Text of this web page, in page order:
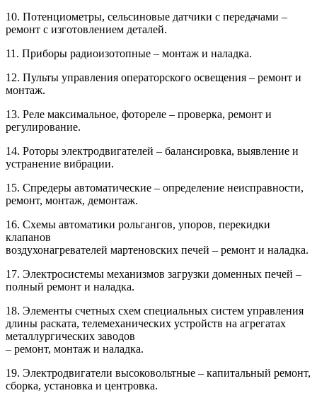
10. Потенциометры, сельсиновые датчики с передачами –
ремонт с изготовлением деталей.
11. Приборы радиоизотопные – монтаж и наладка.
12. Пульты управления операторского освещения – ремонт и
монтаж.
13. Реле максимальное, фотореле – проверка, ремонт и
регулирование.
14. Роторы электродвигателей – балансировка, выявление и
устранение вибрации.
15. Спредеры автоматические – определение неисправности,
ремонт, монтаж, демонтаж.
16. Схемы автоматики рольгангов, упоров, перекидки
клапанов
воздухонагревателей мартеновских печей – ремонт и наладка.
17. Электросистемы механизмов загрузки доменных печей –
полный ремонт и наладка.
18. Элементы счетных схем специальных систем управления
длины раската, телемеханических устройств на агрегатах
металлургических заводов
– ремонт, монтаж и наладка.
19. Электродвигатели высоковольтные – капитальный ремонт,
сборка, установка и центровка.